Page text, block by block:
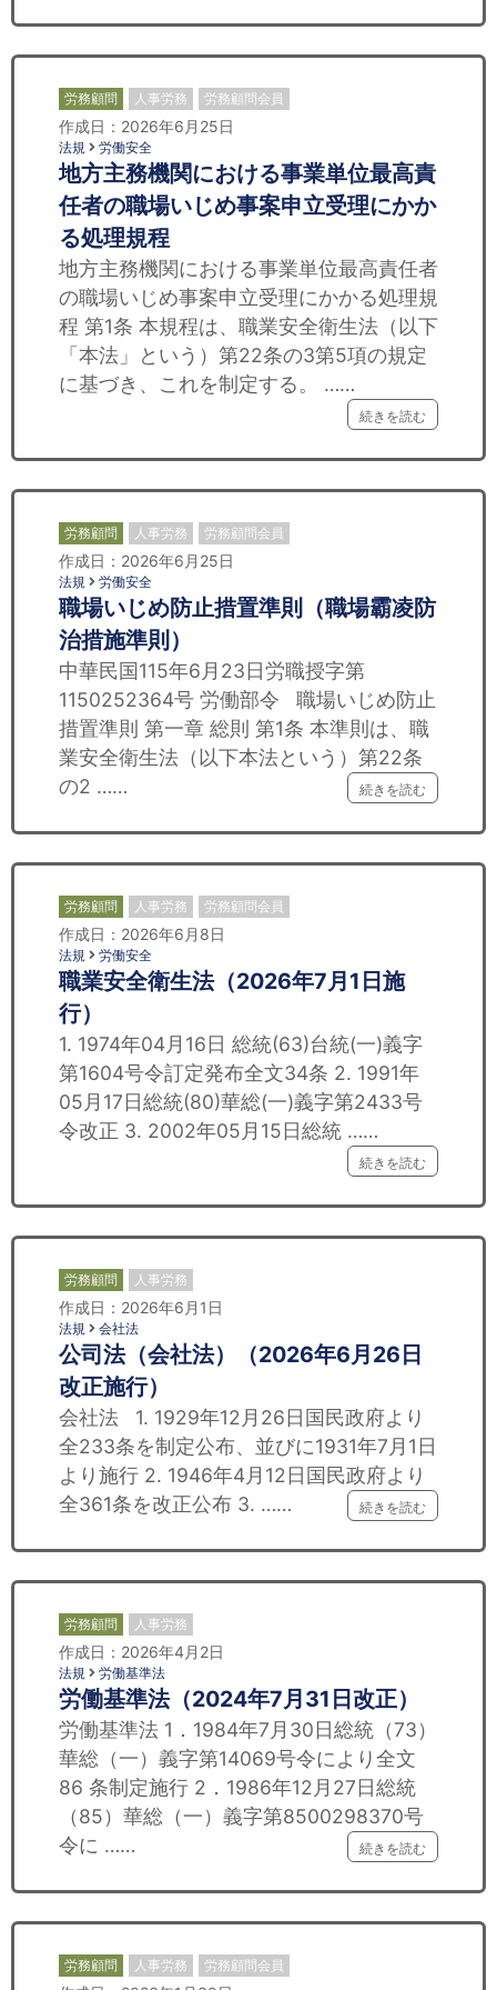
労務顧問 人事労務 労務顧問会員
作成日：2026年6月25日
法規 労働安全
地方主務機関における事業単位最高責
任者の職場いじめ事案申立受理にかか
る処理規程
地方主務機関における事業単位最高責任者
の職場いじめ事案申立受理にかかる処理規
程 第1条 本規程は、職業安全衛生法（以下
「本法」という）第22条の3第5項の規定
に基づき、これを制定する。 ……
続きを読む
労務顧問 人事労務 労務顧問会員
作成日：2026年6月25日
法規 労働安全
職場いじめ防止措置準則（職場霸凌防
治措施準則）
中華民国115年6月23日労職授字第
1150252364号 労働部令 職場いじめ防止
措置準則 第一章 総則 第1条 本準則は、職
業安全衛生法（以下本法という）第22条
の2 ……
続きを読む
労務顧問 人事労務 労務顧問会員
作成日：2026年6月8日
法規 労働安全
職業安全衛生法（2026年7月1日施
行）
1. 1974年04月16日 総統(63)台統(一)義字
第1604号令訂定発布全文34条 2. 1991年
05月17日総統(80)華総(一)義字第2433号
令改正 3. 2002年05月15日総統 ……
続きを読む
労務顧問 人事労務
作成日：2026年6月1日
法規 会社法
公司法（会社法）（2026年6月26日
改正施行）
会社法 1. 1929年12月26日国民政府より
全233条を制定公布、並びに1931年7月1日
より施行 2. 1946年4月12日国民政府より
全361条を改正公布 3. ……
続きを読む
労務顧問 人事労務
作成日：2026年4月2日
法規 労働基準法
労働基準法（2024年7月31日改正）
労働基準法 1．1984年7月30日総統（73）
華総（一）義字第14069号令により全文
86 条制定施行 2．1986年12月27日総統
（85）華総（一）義字第8500298370号
令に ……
続きを読む
労務顧問 人事労務 労務顧問会員